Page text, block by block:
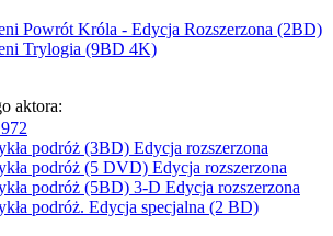
Powrót Króla - Edycja Rozszerzona (2BD)
Trylogia (9BD 4K)
aktora:
podróż (3BD) Edycja rozszerzona
podróż (5 DVD) Edycja rozszerzona
podróż (5BD) 3-D Edycja rozszerzona
podróż. Edycja specjalna (2 BD)